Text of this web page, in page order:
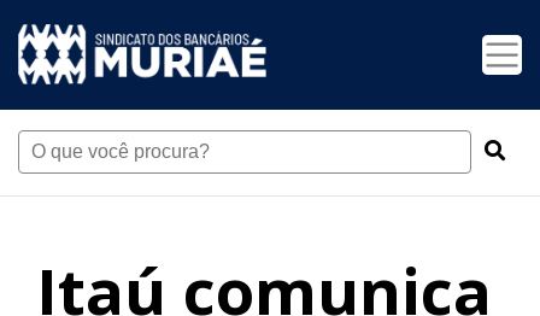
Itaú comunica